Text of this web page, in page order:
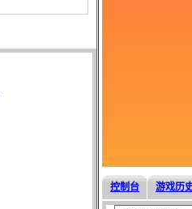
控制台 游戏历